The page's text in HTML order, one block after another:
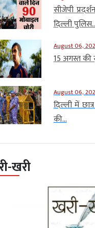
सीजेपी
दिल्ली
August 06,
15 अगस्त की
August 06,
दिल्ली में
की...
खरी